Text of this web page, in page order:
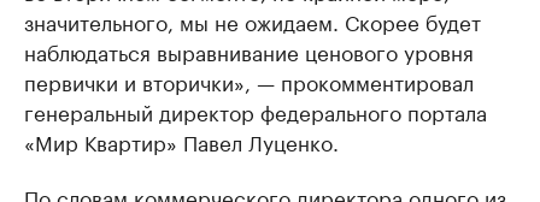
значительного, мы не ожидаем. Скорее будет
наблюдаться выравнивание ценового уровня
первички и вторички», — прокомментировал
генеральный директор федерального портала
«Мир Квартир» Павел Луценко.